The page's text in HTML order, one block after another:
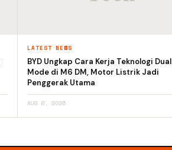
LATEST NEWS
BYD Ungkap Cara Kerja Teknologi Dual
Mode di M6 DM, Motor Listrik Jadi
Penggerak Utama
AUG 6, 2026